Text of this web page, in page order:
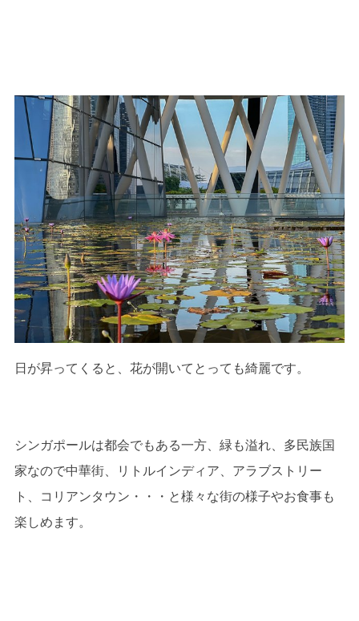
日が昇ってくると、花が開いてとっても綺麗です。
シンガポールは都会でもある一方、緑も溢れ、多民族国
家なので中華街、リトルインディア、アラブストリー
ト、コリアンタウン・・・と様々な街の様子やお食事も
楽しめます。